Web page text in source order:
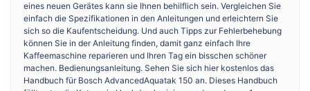
eines neuen Gerätes kann sie Ihnen behilflich sein. Vergleichen Sie
einfach die Spezifikationen in den Anleitungen und erleichtern Sie
sich so die Kaufentscheidung. Und auch Tipps zur Fehlerbehebung
können Sie in der Anleitung finden, damit ganz einfach Ihre
Kaffeemaschine reparieren und Ihren Tag ein bisschen schöner
machen. Bedienungsanleitung. Sehen Sie sich hier kostenlos das
Handbuch für Bosch AdvancedAquatak 150 an. Dieses Handbuch